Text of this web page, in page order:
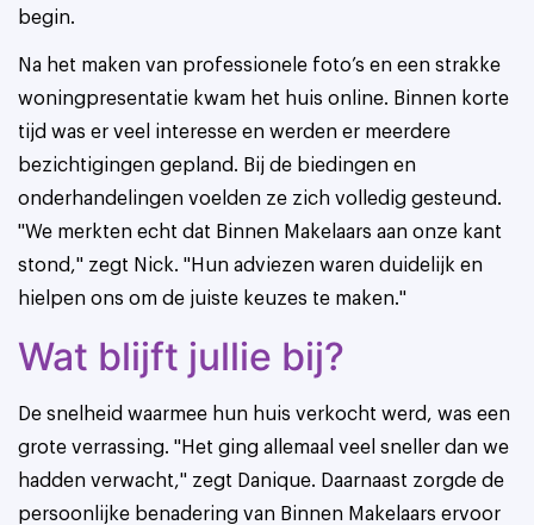
begin.
Na het maken van professionele foto’s en een strakke
woningpresentatie kwam het huis online. Binnen korte
tijd was er veel interesse en werden er meerdere
bezichtigingen gepland. Bij de biedingen en
onderhandelingen voelden ze zich volledig gesteund.
"We merkten echt dat Binnen Makelaars aan onze kant
stond," zegt Nick. "Hun adviezen waren duidelijk en
hielpen ons om de juiste keuzes te maken."
Wat blijft jullie bij?
De snelheid waarmee hun huis verkocht werd, was een
grote verrassing. "Het ging allemaal veel sneller dan we
hadden verwacht," zegt Danique. Daarnaast zorgde de
persoonlijke benadering van Binnen Makelaars ervoor